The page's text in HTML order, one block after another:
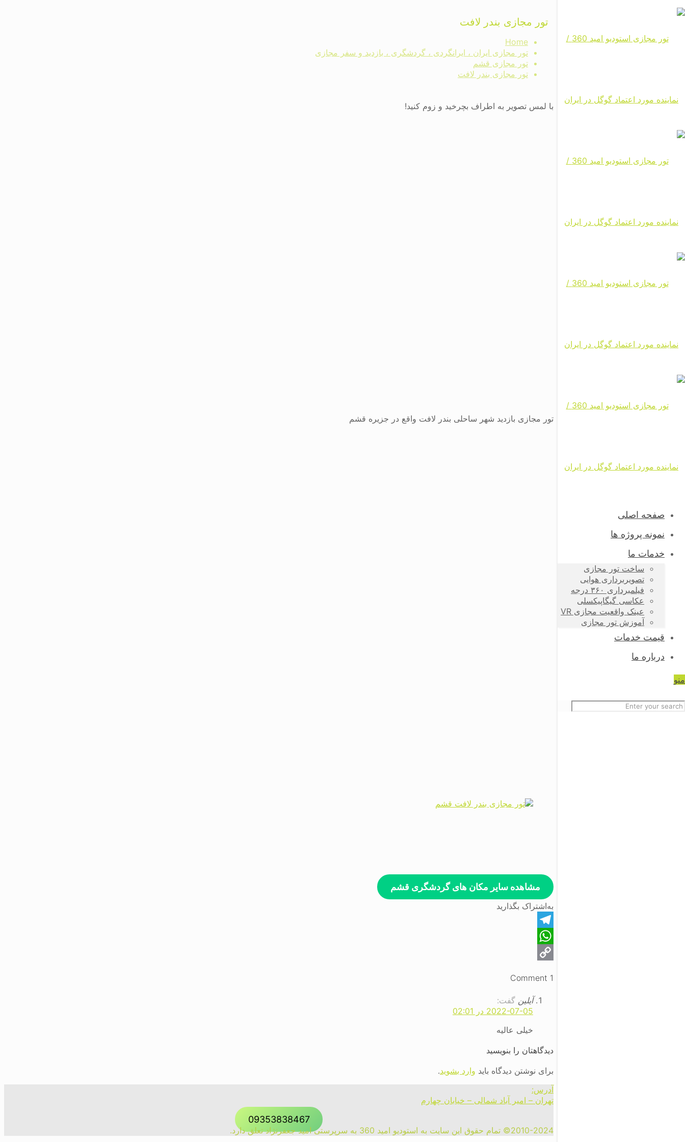
صفحه اصلی
نمونه پروژه ها
خدمات ما
ساخت تور مجازی
تصویربرداری هوایی
فیلمبرداری ۳۶۰ درجه
عکاسی گیگاپیکسلی
عینک واقعیت مجازی VR
آموزش تور مجازی
قیمت خدمات
درباره ما
منو
تور مجازی بندر لافت
Home
تور مجازی ایران ، ایرانگردی ، گردشگری ، بازدید و سفر مجازی
تور مجازی قشم
تور مجازی بندر لافت
با لمس تصویر به اطراف بچرخید و زوم کنید!
تور مجازی بازدید شهر ساحلی بندر لافت واقع در جزیره قشم
مشاهده سایر مکان های گردشگری قشم
به‌اشتراک بگذارید
Telegram
WhatsApp
1 Comment
آیلین گفت:
2022-07-05 در 02:01
خیلی عالیه
دیدگاهتان را بنویسید
برای نوشتن دیدگاه باید وارد بشوید.
آدرس:
تهران – امیر آباد شمالی – خیابان چهارم
09353838467
2010-2024© تمام حقوق این سایت به استودیو امید 360 به سرپرستی امید جعفرنژاد تعلق دارد.